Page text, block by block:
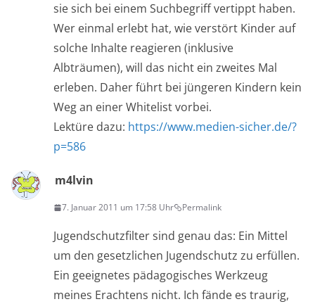
sie sich bei einem Suchbegriff vertippt haben.
Wer einmal erlebt hat, wie verstört Kinder auf
solche Inhalte reagieren (inklusive
Albträumen), will das nicht ein zweites Mal
erleben. Daher führt bei jüngeren Kindern kein
Weg an einer Whitelist vorbei.
Lektüre dazu: https://www.medien-sicher.de/?
p=586
m4lvin
7. Januar 2011 um 17:58 Uhr Permalink
Jugendschutzfilter sind genau das: Ein Mittel
um den gesetzlichen Jugendschutz zu erfüllen.
Ein geeignetes pädagogisches Werkzeug
meines Erachtens nicht. Ich fände es traurig,